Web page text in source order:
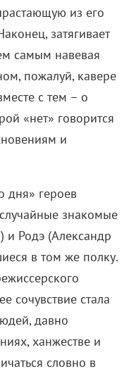
из его
затягивает
самым навевая
пожалуй, кавере
с тем – о
«нет» говорится
и
дня» героев
знакомые
и Родэ (Александр
в том же полку.
сочувствие стала
давно
ханжестве и
словно в